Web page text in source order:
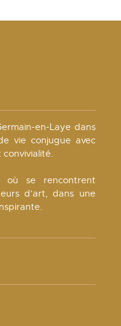
en-Laye dans
vie conjugue avec
où se rencontrent
d’art, dans une